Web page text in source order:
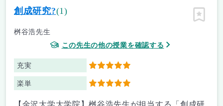
創成研究?(1)
桝谷浩先生
この先生の他の授業を確認する
充実 5
楽単 5
ピン留
【金沢大学大学院】桝谷浩先生が担当する「創成研